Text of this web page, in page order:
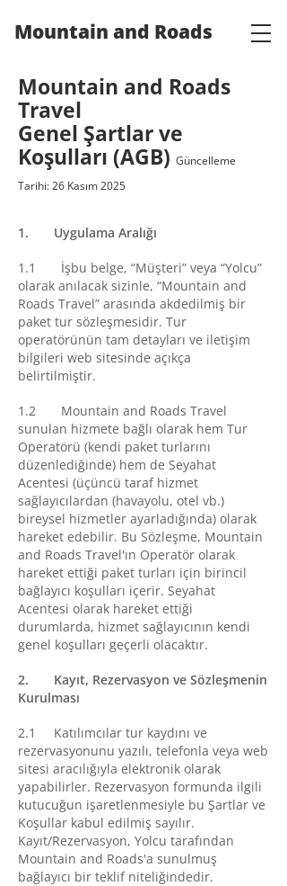
Mountain and Roads
Mountain and Roads
Travel
Genel Şartlar ve
Koşulları (AGB) Güncelleme
Tarihi: 26 Kasım 2025
1. Uygulama Aralığı
1.1 İşbu belge, “Müşteri” veya “Yolcu”
olarak anılacak sizinle, “Mountain and
Roads Travel” arasında akdedilmiş bir
paket tur sözleşmesidir. Tur
operatörünün tam detayları ve iletişim
bilgileri web sitesinde açıkça
belirtilmiştir.
1.2 Mountain and Roads Travel
sunulan hizmete bağlı olarak hem Tur
Operatörü (kendi paket turlarını
düzenlediğinde) hem de Seyahat
Acentesi (üçüncü taraf hizmet
sağlayıcılardan (havayolu, otel vb.)
bireysel hizmetler ayarladığında) olarak
hareket edebilir. Bu Sözleşme, Mountain
and Roads Travel'ın Operatör olarak
hareket ettiği paket turları için birincil
bağlayıcı koşulları içerir. Seyahat
Acentesi olarak hareket ettiği
durumlarda, hizmet sağlayıcının kendi
genel koşulları geçerli olacaktır.
2. Kayıt, Rezervasyon ve Sözleşmenin
Kurulması
2.1 Katılımcılar tur kaydını ve
rezervasyonunu yazılı, telefonla veya web
sitesi aracılığıyla elektronik olarak
yapabilirler. Rezervasyon formunda ilgili
kutucuğun işaretlenmesiyle bu Şartlar ve
Koşullar kabul edilmiş sayılır.
Kayıt/Rezervasyon, Yolcu tarafından
Mountain and Roads'a sunulmuş
bağlayıcı bir teklif niteliğindedir.